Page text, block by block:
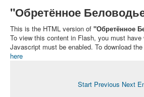
"Обретённое
This is the HTML version of "Обретённое
To view this content in Flash, you must have
Javascript must be enabled. To download
here
Start Previous Next